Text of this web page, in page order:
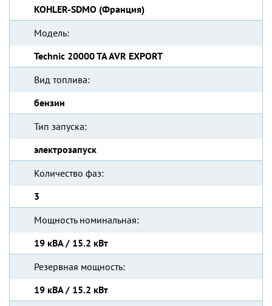
KOHLER-SDMO (Франция)
Модель:
Technic 20000 TA AVR EXPORT
Вид топлива:
бензин
Тип запуска:
электрозапуск
Количество фаз:
3
Мощность номинальная:
19 кВА / 15.2 кВт
Резервная мощность:
19 кВА / 15.2 кВт